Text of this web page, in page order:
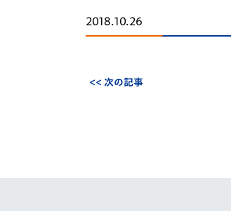
選手プロフィール
スタッフプロフィール
2018.10.26
<< 次の記事